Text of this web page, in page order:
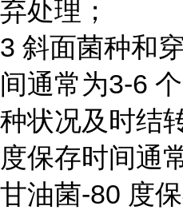
弃处理；
3 斜面菌种和
间通常为3-6
种状况及时结
度保存时间通
甘油菌-80 度